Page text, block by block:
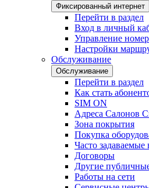
Фиксированный интернет
Перейти в раздел
Вход в личный
Управление
Настройки
Обслуживание
Обслуживание
Перейти в раздел
Как стать
SIM ON
Адреса Салонов
Зона покрытия
Покупка
Часто задаваемые
Договоры
Другие
Работы на сети